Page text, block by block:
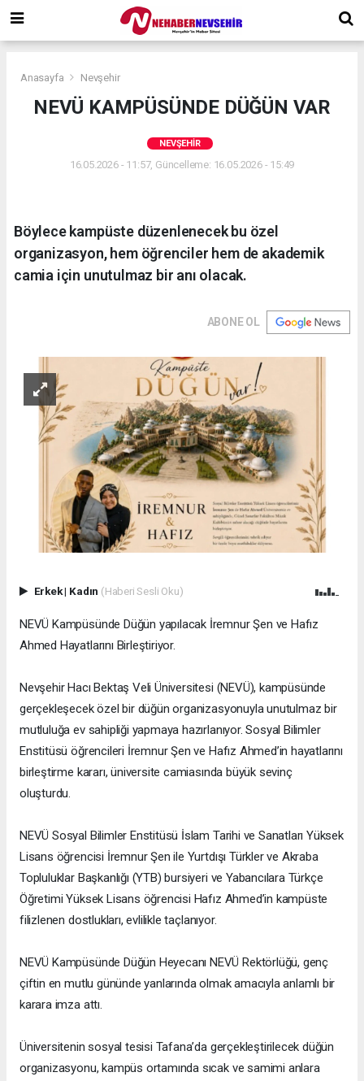
Anasayfa Nevşehir
NEVÜ KAMPÜSÜNDE DÜĞÜN VAR
NEVŞEHIR
16.05.2026 - 11:57, Güncelleme: 16.05.2026 - 15:49
Böylece kampüste düzenlenecek bu özel
organizasyon, hem öğrenciler hem de akademik
camia için unutulmaz bir anı olacak.
ABONE OL
Erkek| Kadın (Haberi Sesli Oku)
NEVÜ Kampüsünde Düğün yapılacak İremnur Şen ve Hafız
Ahmed Hayatlarını Birleştiriyor.
Nevşehir Hacı Bektaş Veli Üniversitesi (NEVÜ), kampüsünde
gerçekleşecek özel bir düğün organizasyonuyla unutulmaz bir
mutluluğa ev sahipliği yapmaya hazırlanıyor. Sosyal Bilimler
Enstitüsü öğrencileri İremnur Şen ve Hafız Ahmed’in hayatlarını
birleştirme kararı, üniversite camiasında büyük sevinç
oluşturdu.
NEVÜ Sosyal Bilimler Enstitüsü İslam Tarihi ve Sanatları Yüksek
Lisans öğrencisi İremnur Şen ile Yurtdışı Türkler ve Akraba
Topluluklar Başkanlığı (YTB) bursiyeri ve Yabancılara Türkçe
Öğretimi Yüksek Lisans öğrencisi Hafız Ahmed’in kampüste
filizlenen dostlukları, evlilikle taçlanıyor.
NEVÜ Kampüsünde Düğün Heyecanı NEVÜ Rektörlüğü, genç
çiftin en mutlu gününde yanlarında olmak amacıyla anlamlı bir
karara imza attı.
Üniversitenin sosyal tesisi Tafana’da gerçekleştirilecek düğün
organizasyonu, kampüs ortamında sıcak ve samimi anlara